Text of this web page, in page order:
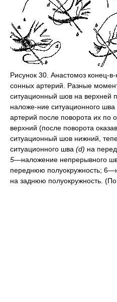
Рисунок 30. Анастомоз конец-
сонных артерий. Разные
ситуационный шов на верхней
наложе-ние ситуационного
артерий после поворота их по
верхний (после поворота
ситуационный шов нижний,
ситуационного шва (d) на
5—наложение непрерывного
переднюю полуокружность;
на заднюю полуокружность.